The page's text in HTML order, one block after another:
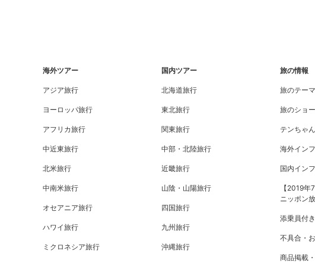
海外ツアー
アジア旅行
ヨーロッパ旅行
アフリカ旅行
中近東旅行
北米旅行
中南米旅行
オセアニア旅行
ハワイ旅行
ミクロネシア旅行
国内ツアー
北海道旅行
東北旅行
関東旅行
中部・北陸旅行
近畿旅行
山陰・山陽旅行
四国旅行
九州旅行
沖縄旅行
旅の情報
旅のテー
旅のショ
テンちゃ
海外イン
国内イン
【2019年
ニッポン
添乗員付
不具合・
商品掲載